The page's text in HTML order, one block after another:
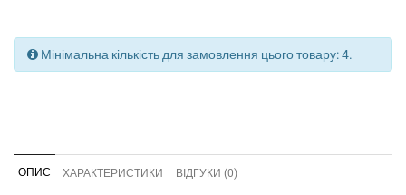
Мінімальна кількість для замовлення цього товару: 4.
ОПИС ХАРАКТЕРИСТИКИ ВІДГУКИ (0)